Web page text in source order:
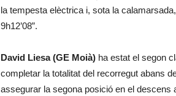
la tempesta elèctrica i, sota la
9h12’08”.
David Liesa (GE Moià) ha estat el segon
completar la totalitat del recorregut abans
assegurar la segona posició en el descens